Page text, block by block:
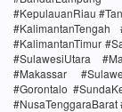
#KepulauanRiau
#KalimantanTimur
#SulawesiUtara
#Makassar
#Gorontalo
#NusaTenggaraBarat